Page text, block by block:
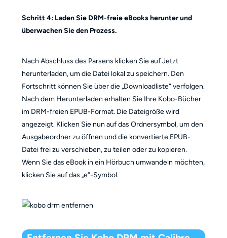
Schritt 4: Laden Sie DRM-freie eBooks herunter und
überwachen Sie den Prozess.
Nach Abschluss des Parsens klicken Sie auf Jetzt
herunterladen, um die Datei lokal zu speichern. Den
Fortschritt können Sie über die „Downloadliste“ verfolgen.
Nach dem Herunterladen erhalten Sie Ihre Kobo-Bücher
im DRM-freien EPUB-Format. Die Dateigröße wird
angezeigt. Klicken Sie nun auf das Ordnersymbol, um den
Ausgabeordner zu öffnen und die konvertierte EPUB-
Datei frei zu verschieben, zu teilen oder zu kopieren.
Wenn Sie das eBook in ein Hörbuch umwandeln möchten,
klicken Sie auf das „e“-Symbol.